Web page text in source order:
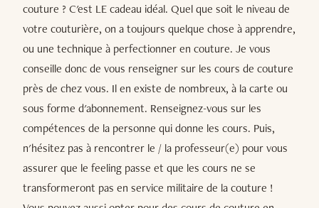
couture ? C'est LE cadeau idéal. Quel que soit le niveau de
votre couturière, on a toujours quelque chose à apprendre,
ou une technique à perfectionner en couture. Je vous
conseille donc de vous renseigner sur les cours de couture
près de chez vous. Il en existe de nombreux, à la carte ou
sous forme d'abonnement. Renseignez-vous sur les
compétences de la personne qui donne les cours. Puis,
n'hésitez pas à rencontrer le / la professeur(e) pour vous
assurer que le feeling passe et que les cours ne se
transformeront pas en service militaire de la couture !